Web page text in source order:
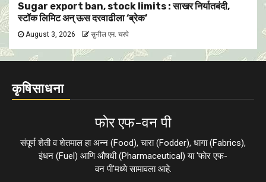
Sugar export ban, stock limits : साखर निर्यातबंदी,
स्टॉक लिमिट अन् ऊस दरवाढीला ‘ब्रेक’
August 3, 2026 सुनील एम. चरपे
कृषिसाधना
फाेर एफ-वन पी
संपूर्ण शेती व शेतमाल हा अन्न (Food), चारा (Fodder), धागा (Fabrics),
इंधन (Fuel) आणि औषधी (Pharmaceutical) या 'फाेर एफ-
वन पी'मध्ये सामावला आहे.